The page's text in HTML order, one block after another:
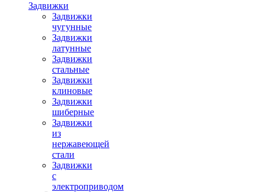
Задвижки
Задвижки
чугунные
Задвижки
латунные
Задвижки
стальные
Задвижки
клиновые
Задвижки
шиберные
Задвижки
из
нержавеющей
стали
Задвижки
с
электроприводом